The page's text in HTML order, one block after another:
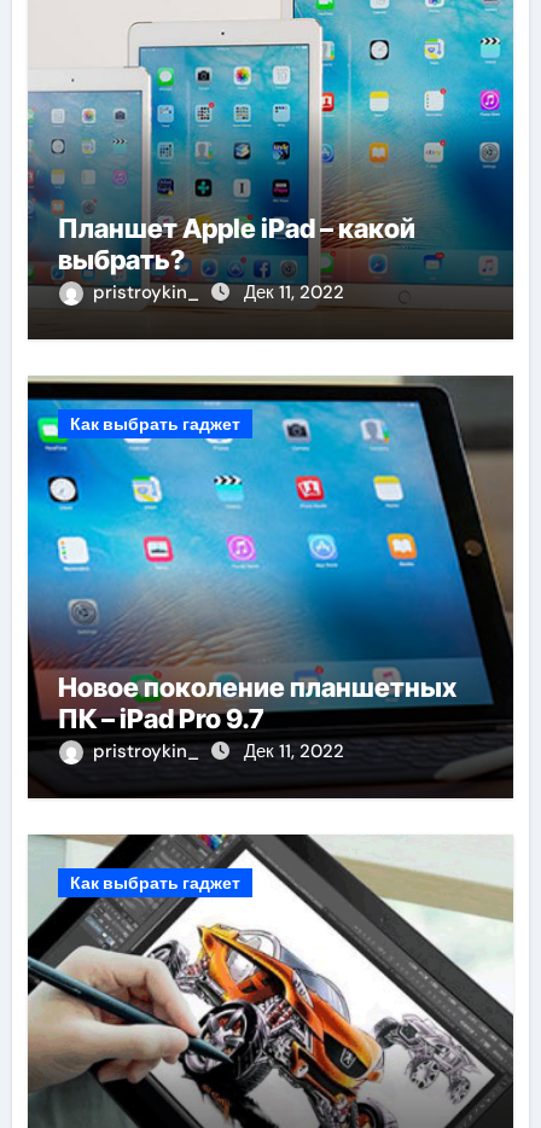
Планшет Apple iPad – какой
выбрать?
pristroykin_ Дек 11, 2022
Как выбрать гаджет
Новое поколение планшетных
ПК – iPad Pro 9.7
pristroykin_ Дек 11, 2022
Как выбрать гаджет